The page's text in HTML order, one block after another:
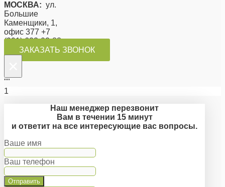
МОСКВА: ул.
Большие
Каменщики, 1,
офис 377 +7
(991) 623-02-88
ЗАКАЗАТЬ ЗВОНОК
""
1
Наш менеджер перезвонит
Вам в течении 15 минут
и ответит на все интересующие вас вопросы.
Ваше имя
Ваш телефон
Отправить